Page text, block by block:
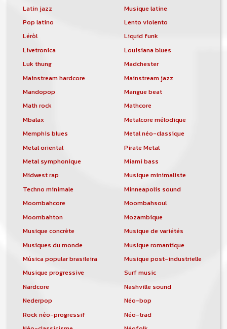
Latin jazz
Musique latine
Pop latino
Lento violento
Léròl
Liquid funk
Livetronica
Louisiana blues
Luk thung
Madchester
Mainstream hardcore
Mainstream jazz
Mandopop
Mangue beat
Math rock
Mathcore
Mbalax
Metalcore mélodique
Memphis blues
Metal néo-classique
Metal oriental
Pirate Metal
Metal symphonique
Miami bass
Midwest rap
Musique minimaliste
Techno minimale
Minneapolis sound
Moombahcore
Moombahsoul
Moombahton
Mozambique
Musique concrète
Musique de variétés
Musiques du monde
Musique romantique
Música popular brasileira
Musique post-industrielle
Musique progressive
Surf music
Nardcore
Nashville sound
Nederpop
Néo-bop
Rock néo-progressif
Néo-trad
de développement du site, et peut-être
une campagne de communication. Il va
comptabilité sera totalement publique
visible directement sur le site.
Un nouveau service de petites annonces
pour musicien vous est proposé sur le
site. Ce service permet, lorsque vous
êtes musiciens ou un groupe, un
orchestre, DJ, etc... de chercher un/des